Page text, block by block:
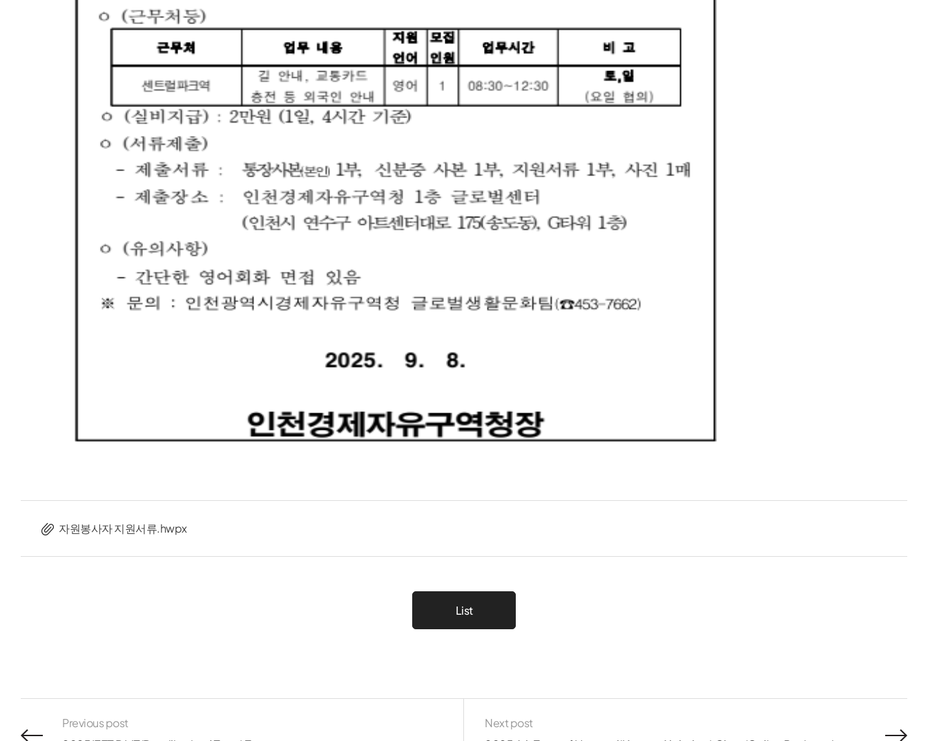
자원봉사자 지원서류.hwpx
List
Previous post Next post